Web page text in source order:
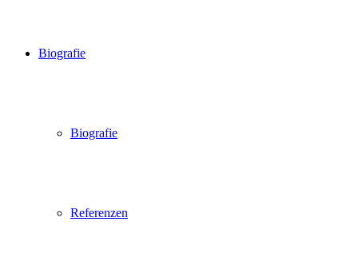
Biografie
Biografie
Referenzen